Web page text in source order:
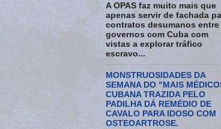
A OPAS faz muito mais que
apenas servir de fachada
contratos desumanos entre
governos com Cuba com
vistas a explorar tráfico
escravo...
MONSTRUOSIDADES DA
SEMANA DO "MAIS
CUBANA TRAZIDA PELO
PADILHA DÁ REMÉDIO DE
CAVALO PARA IDOSO COM
OSTEOARTROSE.